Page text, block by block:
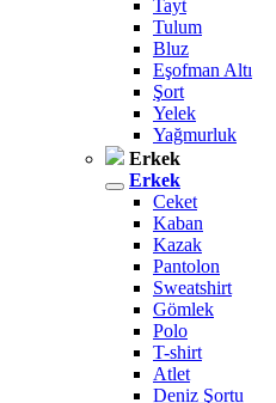
Tayt
Tulum
Bluz
Eşofman Altı
Şort
Yelek
Yağmurluk
Erkek
Erkek
Ceket
Kaban
Kazak
Pantolon
Sweatshirt
Gömlek
Polo
T-shirt
Atlet
Deniz Şortu